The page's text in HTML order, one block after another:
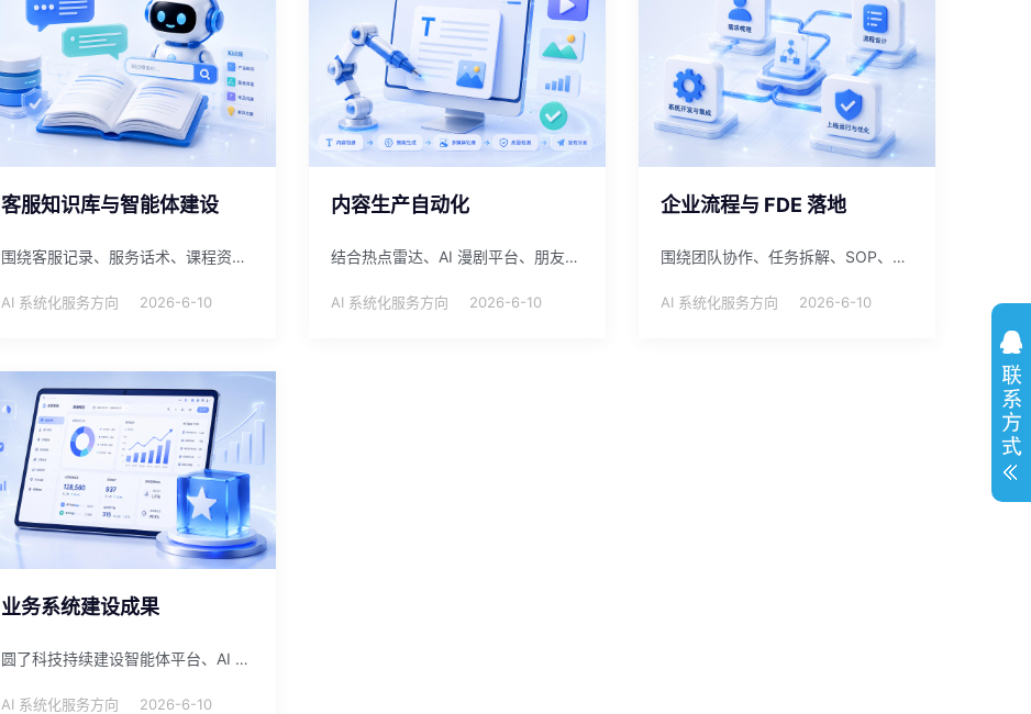
客服知识库与智能体建设
围绕客服记录、服务话术、课程资料和常见问题，建设可维护的知识库与行业智能体，提升服务响应一致性。
AI 系统化服务方向 2026-6-10
内容生产自动化
结合热点雷达、AI 漫剧平台、朋友圈助手和内容模板，提升短视频、图文和私域内容的生产效率。
AI 系统化服务方向 2026-6-10
企业流程与 FDE 落地
围绕团队协作、任务拆解、SOP、表单、看板和复盘机制，帮助企业把零散经验转化为可运行流程。
AI 系统化服务方向 2026-6-10
业务系统建设成果
圆了科技持续建设智能体平台、AI 漫剧平台、热点追踪、朋友圈助手、OA、资产管理和 API 中转等业务系统。
AI 系统化服务方向 2026-6-10